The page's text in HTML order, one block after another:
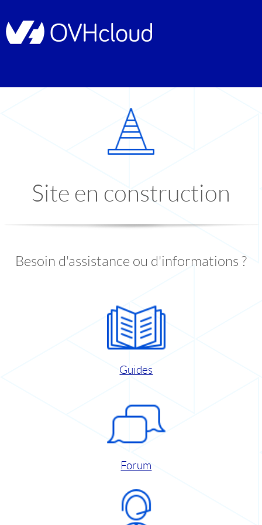
Site en construction
Besoin d'assistance ou d'informations ?
Guides
Forum